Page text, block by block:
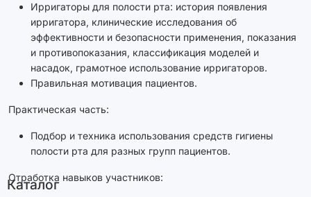
Каталог
Ирригаторы для полости рта: история появления
ирригатора, клинические исследования об
эффективности и безопасности применения, показания
и противопоказания, классификация моделей и
насадок, грамотное использование ирригаторов.
Правильная мотивация пациентов.
Практическая часть:
Подбор и техника использования средств гигиены
полости рта для разных групп пациентов.
Отработка навыков участников: